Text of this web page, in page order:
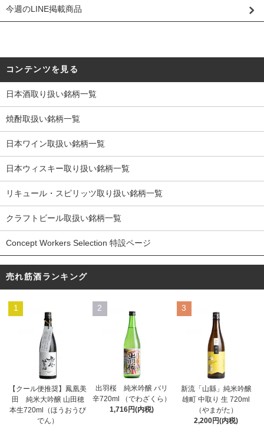
今週のLINE掲載商品
コンテンツを見る
日本酒取り扱い銘柄一覧
焼酎取扱い銘柄一覧
日本ワイン取扱い銘柄一覧
日本ウィスキー取り扱い銘柄一覧
リキュール・スピリッツ取り扱い銘柄一覧
クラフトビール取扱い銘柄一覧
Concept Workers Selection 特設ページ
売れ筋酒ランキング
1
【クール便推奨】鳳凰美
田 純米大吟醸 山田穂
本生720ml（ほうおうび
でん）
2
出羽桜 純米吟醸 バリ
辛720ml （でわざくら）
1,716円(内税)
3
新流「山縣」純米吟醸
雄町 中取り 生 720ml
（やまがた）
2,200円(内税)